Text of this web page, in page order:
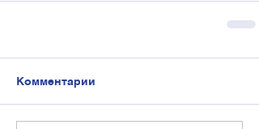
Комментарии